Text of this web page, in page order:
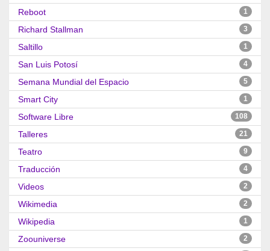
Reboot 1
Richard Stallman 3
Saltillo 1
San Luis Potosí 4
Semana Mundial del Espacio 5
Smart City 1
Software Libre 108
Talleres 21
Teatro 9
Traducción 4
Videos 2
Wikimedia 2
Wikipedia 1
Zoouniverse 2